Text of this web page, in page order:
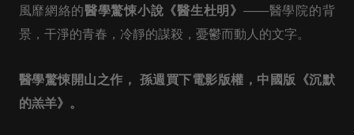
風靡網絡的醫學驚悚小說《醫生杜明》 ――醫學院的背
景，干淨的青春，冷靜的謀殺，憂鬱而動人的文字。
醫學驚悚開山之作， 孫週買下電影版權，中國版《沉默
的羔羊》。